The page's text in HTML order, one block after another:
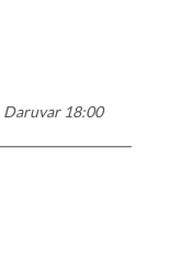
Daruvar 18:00